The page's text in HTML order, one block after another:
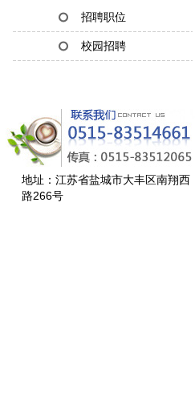
招聘职位
校园招聘
地址：江苏省盐城市大丰区南翔西
路266号